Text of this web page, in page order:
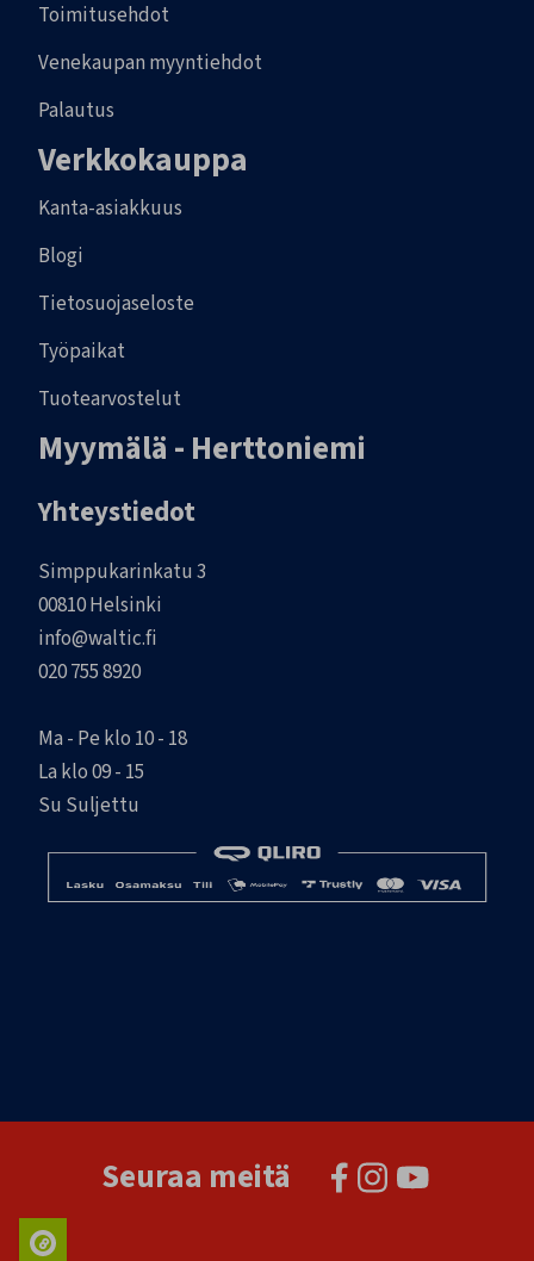
Toimitusehdot
Venekaupan myyntiehdot
Palautus
Verkkokauppa
Kanta-asiakkuus
Blogi
Tietosuojaseloste
Työpaikat
Tuotearvostelut
Myymälä - Herttoniemi
Yhteystiedot
Simppukarinkatu 3
00810 Helsinki
info@waltic.fi
020 755 8920
Ma - Pe klo 10 - 18
La klo 09 - 15
Su Suljettu
Seuraa meitä